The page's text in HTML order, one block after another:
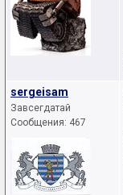
sergeisam
Завсегдатай
Сообщения: 467